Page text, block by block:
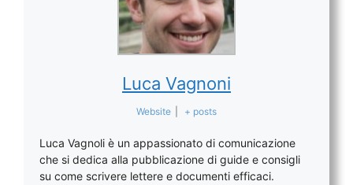
Luca Vagnoni
Website + posts
Luca Vagnoli è un appassionato di comunicazione
che si dedica alla pubblicazione di guide e consigli
su come scrivere lettere e documenti efficaci.